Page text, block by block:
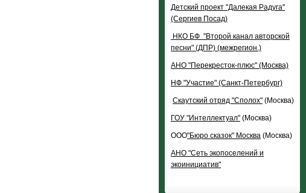
Детский проект "Далекая Радуга"
(Сергиев Посад)
НКО БФ "Второй канал авторской
песни" (ДПР) (межрегион.)
АНО "Перекресток-плюс" (Москва)
НФ "Участие" (Санкт-Петербург)
Скаутский отряд "Сполох" (Москва)
ГОУ "Интеллектуал" (Москва)
ООО"Бюро сказок" Москва (Москва)
АНО "Сеть экопоселений и
экоинициатив"